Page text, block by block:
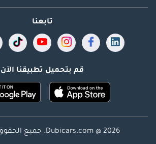
تابعنا
قم بتحميل تطبيقنا الآن
Dubicars.com @ 2026. جميع الحقوق محفوظة.